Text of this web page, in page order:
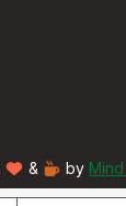
& by